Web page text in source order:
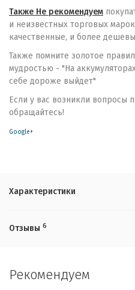
Также Не рекомендуем
и неизвестных торговых
качественные, и более
Также помните золотое
мудростью - "На
себе дороже выйдет"
Если у вас возникли вопросы
обращайтесь!
Google+
Характеристики
Отзывы 6
Рекомендуем